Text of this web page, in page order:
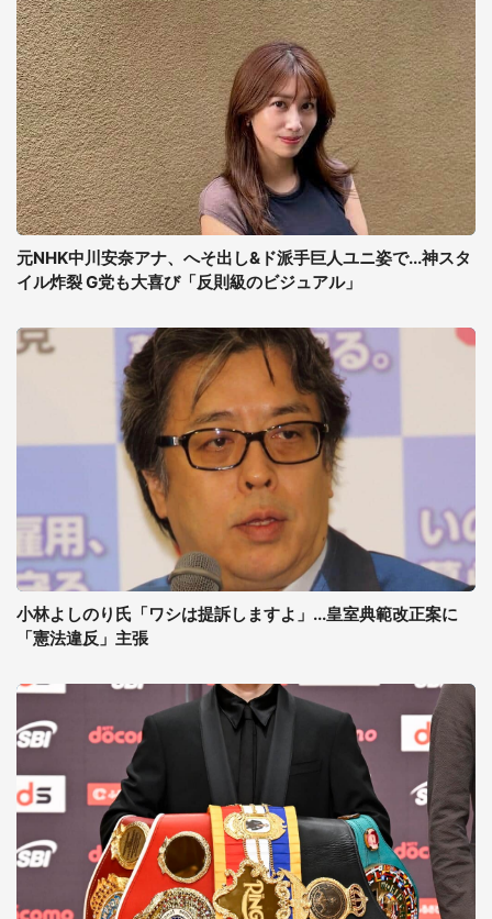
元NHK中川安奈アナ、へそ出し&ド派手巨人ユニ姿で...神スタ
イル炸裂 G党も大喜び「反則級のビジュアル」
小林よしのり氏「ワシは提訴しますよ」...皇室典範改正案に
「憲法違反」主張